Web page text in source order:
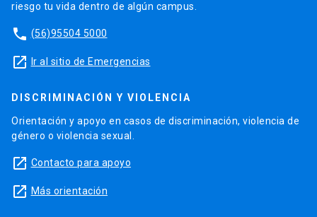
riesgo tu vida dentro de algún campus.
phone (56)95504 5000
launch Ir al sitio de Emergencias
DISCRIMINACIÓN Y VIOLENCIA
Orientación y apoyo en casos de discriminación, violencia de
género o violencia sexual.
launch Contacto para apoyo
launch Más orientación